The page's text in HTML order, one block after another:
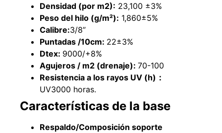
Densidad (por m2): 23,100 ±3%
Peso del hilo (g/m²): 1,860±5%
Calibre:3/8”
Puntadas /10cm: 22±3%
Dtex: 9000/+8%
Agujeros / m2 (drenaje): 70-100
Resistencia a los rayos UV (h) ：
UV3000 horas.
Características de la base
Respaldo/Composición soporte